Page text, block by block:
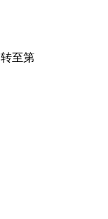
转至第